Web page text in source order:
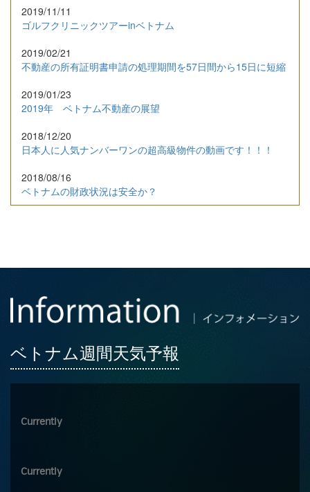
2019/11/11
ゴルフクリニックツアーinベトナム
2019/02/21
不動産の所有証明書申請の処理期間を57日間から15日に短縮
2019/01/23
2019年 ベトナム不動産の展望
2018/12/20
日本人に人気ナンバーワンの超高級物件の動画です！！！
2018/08/16
ベトナムの財政状況は安全か？
ベトナム週間天気予報
Currently
Currently